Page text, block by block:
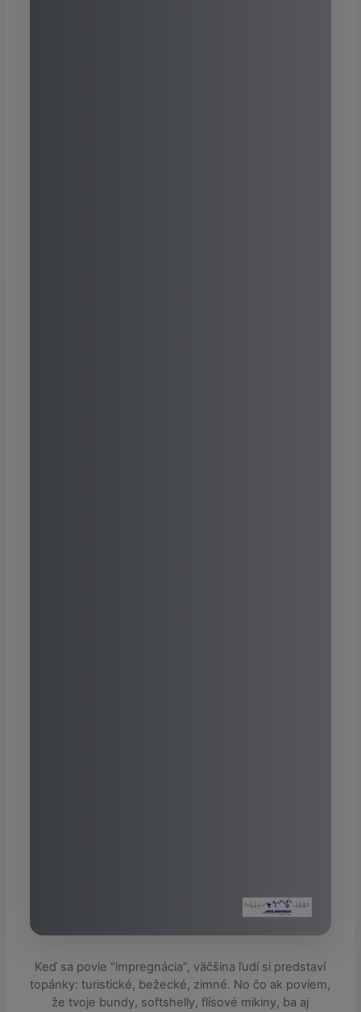
Keď sa povie “impregnácia”, väčšina ľudí si predstaví
topánky: turistické, bežecké, zimné. No čo ak poviem,
že tvoje bundy, soft­shelly, flísové mikiny, ba aj